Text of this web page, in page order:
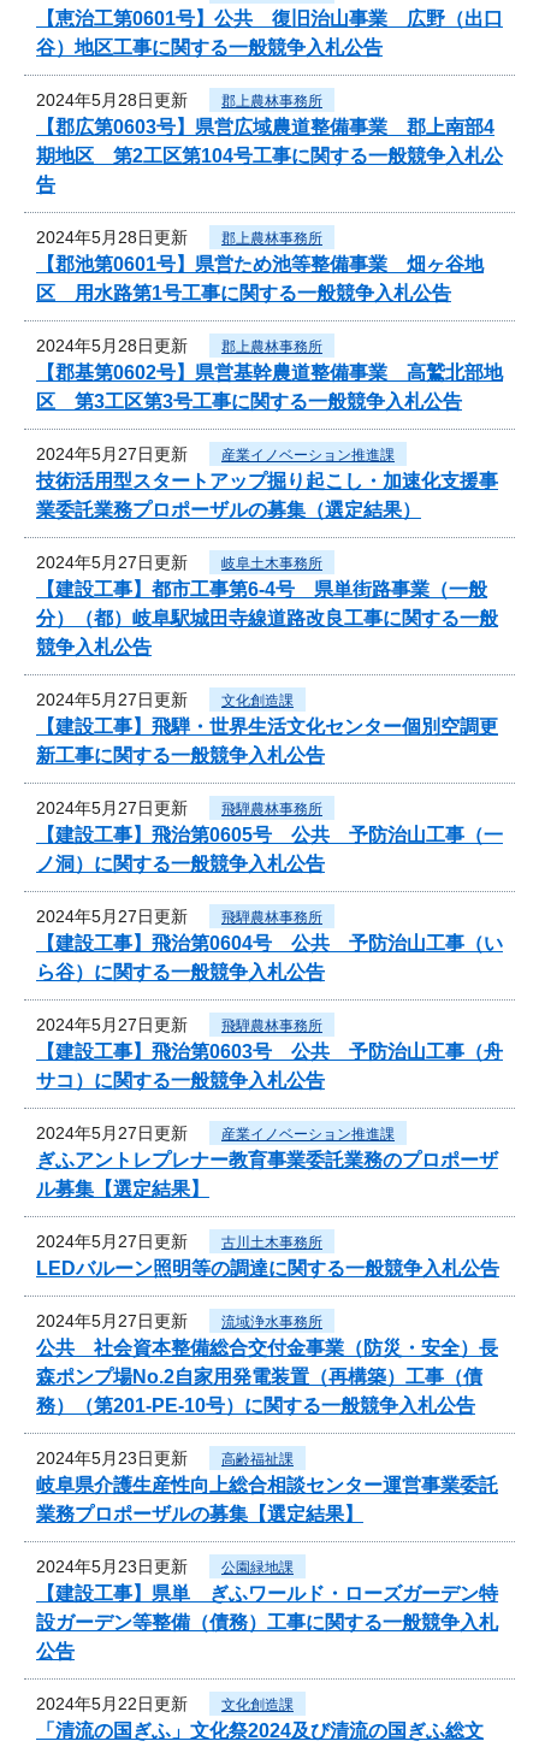
【恵治工第0601号】公共 復旧治山事業 広野（出口
谷）地区工事に関する一般競争入札公告
2024年5月28日更新 郡上農林事務所
【郡広第0603号】県営広域農道整備事業 郡上南部4
期地区 第2工区第104号工事に関する一般競争入札公
告
2024年5月28日更新 郡上農林事務所
【郡池第0601号】県営ため池等整備事業 畑ヶ谷地
区 用水路第1号工事に関する一般競争入札公告
2024年5月28日更新 郡上農林事務所
【郡基第0602号】県営基幹農道整備事業 高鷲北部地
区 第3工区第3号工事に関する一般競争入札公告
2024年5月27日更新 産業イノベーション推進課
技術活用型スタートアップ掘り起こし・加速化支援事
業委託業務プロポーザルの募集（選定結果）
2024年5月27日更新 岐阜土木事務所
【建設工事】都市工事第6-4号 県単街路事業（一般
分）（都）岐阜駅城田寺線道路改良工事に関する一般
競争入札公告
2024年5月27日更新 文化創造課
【建設工事】飛騨・世界生活文化センター個別空調更
新工事に関する一般競争入札公告
2024年5月27日更新 飛騨農林事務所
【建設工事】飛治第0605号 公共 予防治山工事（一
ノ洞）に関する一般競争入札公告
2024年5月27日更新 飛騨農林事務所
【建設工事】飛治第0604号 公共 予防治山工事（い
ら谷）に関する一般競争入札公告
2024年5月27日更新 飛騨農林事務所
【建設工事】飛治第0603号 公共 予防治山工事（舟
サコ）に関する一般競争入札公告
2024年5月27日更新 産業イノベーション推進課
ぎふアントレプレナー教育事業委託業務のプロポーザ
ル募集【選定結果】
2024年5月27日更新 古川土木事務所
LEDバルーン照明等の調達に関する一般競争入札公告
2024年5月27日更新 流域浄水事務所
公共 社会資本整備総合交付金事業（防災・安全）長
森ポンプ場No.2自家用発電装置（再構築）工事（債
務）（第201-PE-10号）に関する一般競争入札公告
2024年5月23日更新 高齢福祉課
岐阜県介護生産性向上総合相談センター運営事業委託
業務プロポーザルの募集【選定結果】
2024年5月23日更新 公園緑地課
【建設工事】県単 ぎふワールド・ローズガーデン特
設ガーデン等整備（債務）工事に関する一般競争入札
公告
2024年5月22日更新 文化創造課
「清流の国ぎふ」文化祭2024及び清流の国ぎふ総文